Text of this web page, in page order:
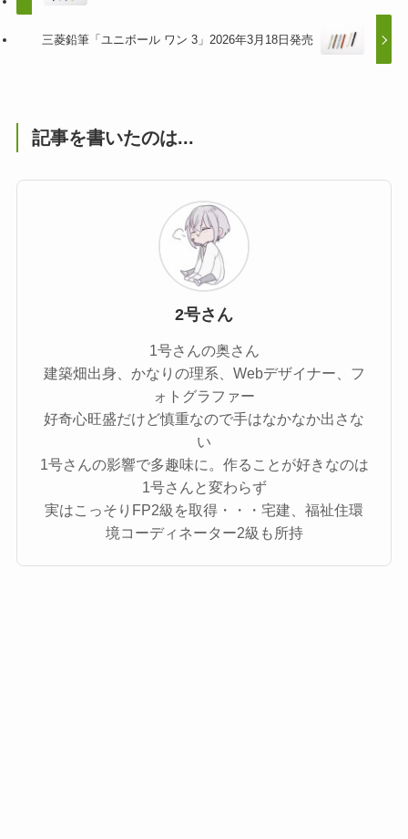
三菱鉛筆「ユニボール ワン 3」2026年3月18日発売
記事を書いたのは...
2号さん
1号さんの奥さん
建築畑出身、かなりの理系、Webデザイナー、フ
ォトグラファー
好奇心旺盛だけど慎重なので手はなかなか出さな
い
1号さんの影響で多趣味に。作ることが好きなのは
1号さんと変わらず
実はこっそりFP2級を取得・・・宅建、福祉住環
境コーディネーター2級も所持